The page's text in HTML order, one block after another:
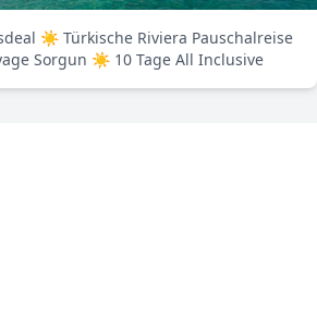
☀ Türkische Riviera Pauschalreise
Sorgun ☀ 10 Tage All Inclusive